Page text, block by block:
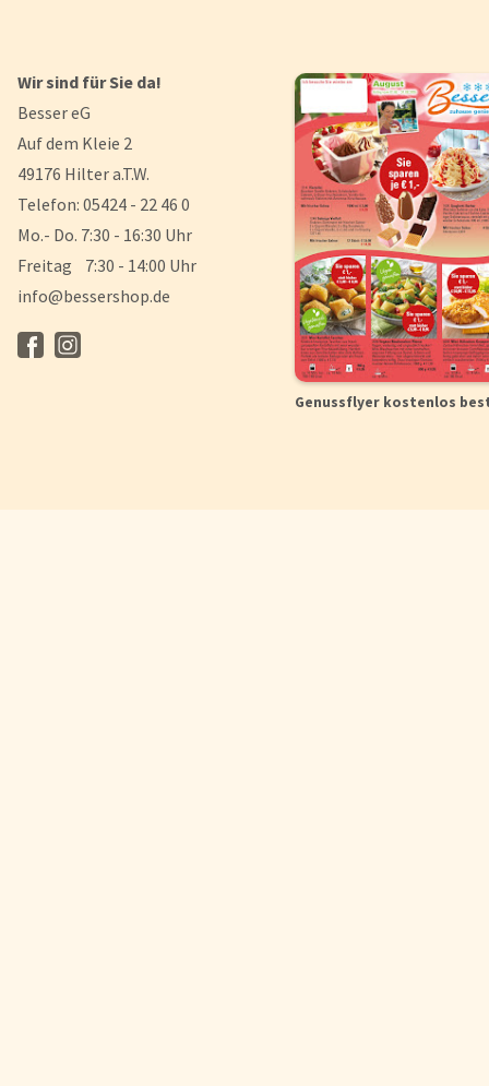
Wir sind für Sie da!
Besser eG
Auf dem Kleie 2
49176 Hilter a.T.W.
Telefon: 05424 - 22 46 0
Mo.- Do. 7:30 - 16:30 Uhr
Freitag 7:30 - 14:00 Uhr
info@bessershop.de
Genussflyer kostenlos